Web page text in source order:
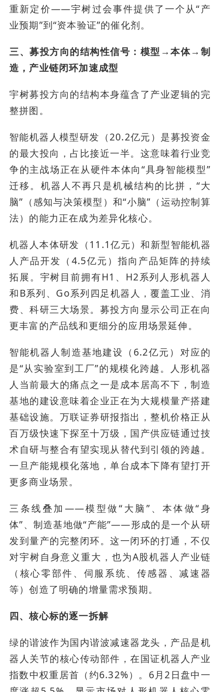
重新定价——宇树过会事件提供了一个从“产
业预期”到“资本验证”的催化剂。
三、募投方向的结构性信号：模型→本体→制
造，产业链闭环加速成型
宇树募投方向的结构本身蕴含了产业逻辑的完
整拼图。
智能机器人模型研发（20.2亿元）是募投资金
的最大投向，占比接近一半。这意味着行业竞
争的主战场正在从硬件本体向“具身智能模型”
迁移。机器人不再只是机械结构的比拼，“大
脑”（感知与决策模型）和“小脑”（运动控制算
法）的能力正在成为差异化核心。
机器人本体研发（11.1亿元）和新型智能机器
人产品开发（4.5亿元）指向产品矩阵的持续
拓展。宇树目前拥有H1、H2系列人形机器人
和B系列、Go系列四足机器人，覆盖工业、消
费、科研三大场景。募投方向显示公司正在向
更丰富的产品线和更细分的应用场景延伸。
智能机器人制造基地建设（6.2亿元）对应的
是“从实验室到工厂”的规模化跨越。人形机器
人当前最大的痛点之一是成本居高不下，制造
基地的建设意味着企业正在为大规模量产搭建
基础设施。万联证券研报指出，整机价格正从
百万级快速下探至十万级，国产供应链通过技
术自研与整合有望实现从替代到引领的跨越。
一旦产能规模化落地，单台成本下降有望打开
更多商业场景。
三条线叠加——模型做“大脑”、本体做“身
体”、制造基地做“产能”——形成的是一个从研
发到量产的完整闭环。这一闭环的打通，不仅
对宇树自身意义重大，也为A股机器人产业链
（核心零部件、伺服系统、传感器、减速器
等）创造了明确的增量需求预期。
四、核心标的逐一拆解
绿的谐波作为国内谐波减速器龙头，产品是机
器人关节的核心传动部件，在国证机器人产业
指数中权重居首（约6.32%）。6月2日盘中一